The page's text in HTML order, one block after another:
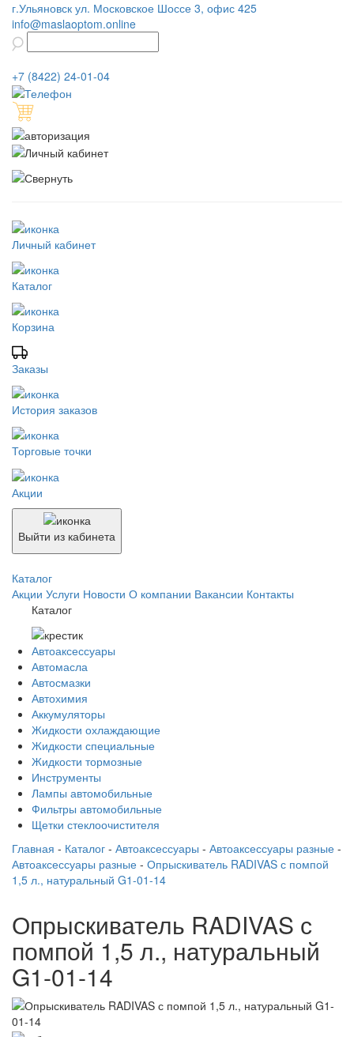
г.Ульяновск ул. Московское Шоссе 3, офис 425
info@maslaoptom.online
+7 (8422) 24-01-04
Личный кабинет
Каталог
Корзина
Заказы
История заказов
Торговые точки
Акции
Выйти из кабинета
Каталог
Акции Услуги Новости О компании Вакансии Контакты
Каталог
Автоаксессуары
Автомасла
Автосмазки
Автохимия
Аккумуляторы
Жидкости охлаждающие
Жидкости специальные
Жидкости тормозные
Инструменты
Лампы автомобильные
Фильтры автомобильные
Щетки стеклоочистителя
Главная - Каталог - Автоаксессуары - Автоаксессуары разные -
Автоаксессуары разные - Опрыскиватель RADIVAS с помпой
1,5 л., натуральный G1-01-14
Опрыскиватель RADIVAS с
помпой 1,5 л., натуральный
G1-01-14